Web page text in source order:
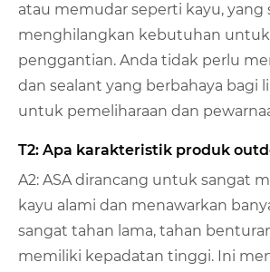
atau memudar seperti kayu, yang
menghilangkan kebutuhan
penggantian. Anda tidak perlu
dan sealant yang berbahaya bagi
untuk pemeliharaan dan
T2: Apa karakteristik produk
A2: ASA dirancang untuk sangat
kayu alami dan menawarkan
sangat tahan lama, tahan
memiliki kepadatan tinggi. Ini